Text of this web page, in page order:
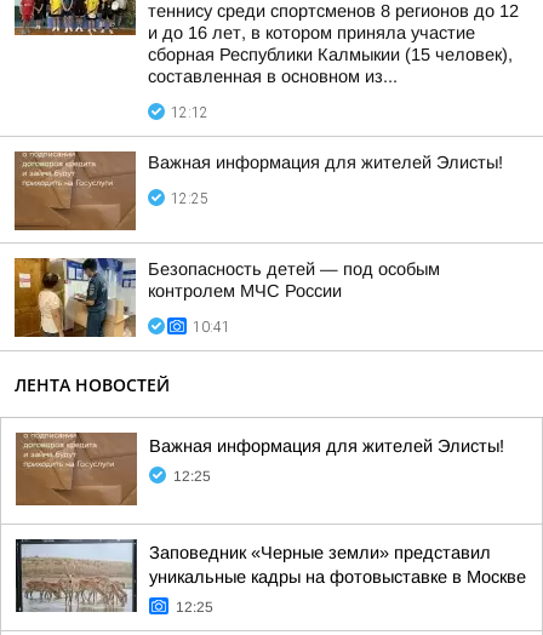
теннису среди спортсменов 8 регионов до 12
и до 16 лет, в котором приняла участие
сборная Республики Калмыкии (15 человек),
составленная в основном из...
12:12
Важная информация для жителей Элисты!
12:25
Безопасность детей — под особым
контролем МЧС России
10:41
ЛЕНТА НОВОСТЕЙ
Важная информация для жителей Элисты!
12:25
Заповедник «Черные земли» представил
уникальные кадры на фотовыставке в Москве
12:25